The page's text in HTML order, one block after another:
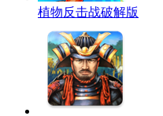
植物反击战破解版